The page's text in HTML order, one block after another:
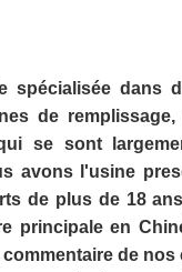
spécialisée dans
de
se sont
avons l'usine
de plus de 18
principale en
de nos